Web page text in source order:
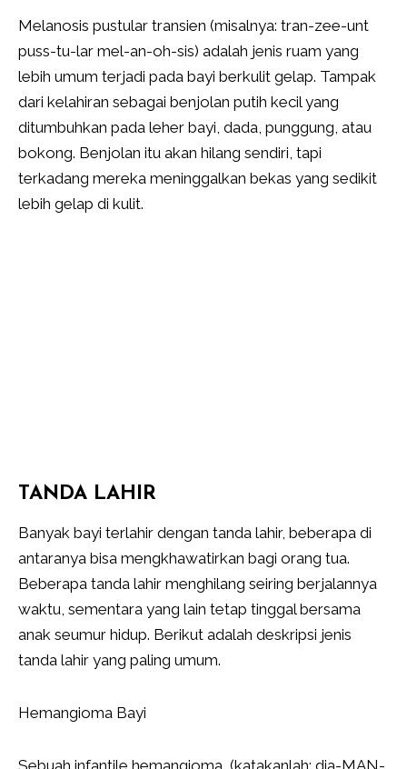
Melanosis pustular transien (misalnya: tran-zee-unt
puss-tu-lar mel-an-oh-sis) adalah jenis ruam yang
lebih umum terjadi pada bayi berkulit gelap. Tampak
dari kelahiran sebagai benjolan putih kecil yang
ditumbuhkan pada leher bayi, dada, punggung, atau
bokong. Benjolan itu akan hilang sendiri, tapi
terkadang mereka meninggalkan bekas yang sedikit
lebih gelap di kulit.
TANDA LAHIR
Banyak bayi terlahir dengan tanda lahir, beberapa di
antaranya bisa mengkhawatirkan bagi orang tua.
Beberapa tanda lahir menghilang seiring berjalannya
waktu, sementara yang lain tetap tinggal bersama
anak seumur hidup. Berikut adalah deskripsi jenis
tanda lahir yang paling umum.
Hemangioma Bayi